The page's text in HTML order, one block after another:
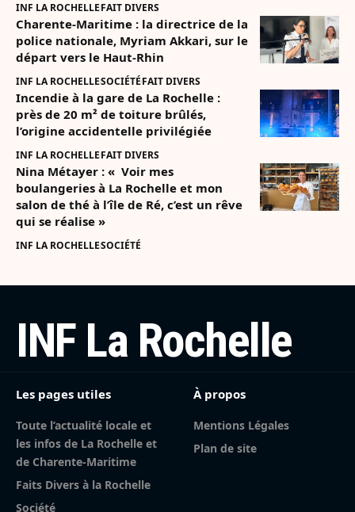
INF LA ROCHELLEFAIT DIVERS
Charente-Maritime : la directrice de la
police nationale, Myriam Akkari, sur le
départ vers le Haut-Rhin
INF LA ROCHELLESOCIÉTÉFAIT DIVERS
Incendie à la gare de La Rochelle :
près de 20 m² de toiture brûlés,
l’origine accidentelle privilégiée
INF LA ROCHELLEFAIT DIVERS
Nina Métayer : « Voir mes
boulangeries à La Rochelle et mon
salon de thé à l’île de Ré, c’est un rêve
qui se réalise »
INF LA ROCHELLESOCIÉTÉ
INF La Rochelle
Les pages utiles
Toute l’actualité locale et
les infos de La Rochelle et
de Charente-Maritime
Faits Divers à la Rochelle
Société
À propos
Mentions Légales
Plan de site